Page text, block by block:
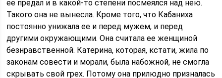
ее предал и в какой-то степени посмеялся над нею.
Такого она не вынесла. Кроме того, что Кабаниха
постоянно унижала ее и перед мужем, и перед
другими окружающими. Она считала ее женщиной
безнравственной. Катерина, которая, кстати, жила по
законам совести и морали, была набожной, не смогла
скрывать свой грех. Потому она прилюдно призналась